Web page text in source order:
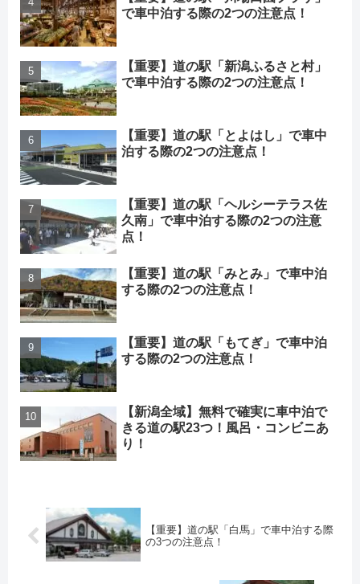
で車中泊する際の2つの注意点！
【重要】道の駅「新潟ふるさと村」
で車中泊する際の2つの注意点！
【重要】道の駅「とよはし」で車中
泊する際の2つの注意点！
【重要】道の駅「ヘルシーテラス佐
久南」で車中泊する際の2つの注意
点！
【重要】道の駅「みとみ」で車中泊
する際の2つの注意点！
【重要】道の駅「もてぎ」で車中泊
する際の2つの注意点！
【新潟全域】無料で確実に車中泊で
きる道の駅23つ！風呂・コンビニあ
り！
【重要】道の駅「白馬」で車中泊する際
の3つの注意点！